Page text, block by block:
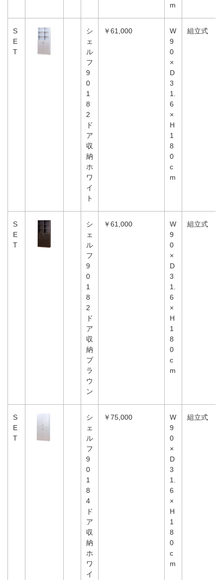
m
S
E
T
シ
ェ
ル
フ
9
0
1
8
2
ド
ア
収
納
ホ
ワ
イ
ト
￥61,000
W
9
0
×
D
3
1.
6
×
H
1
8
0
c
m
組立式
S
E
T
シ
ェ
ル
フ
9
0
1
8
2
ド
ア
収
納
ブ
ラ
ウ
ン
￥61,000
W
9
0
×
D
3
1.
6
×
H
1
8
0
c
m
組立式
S
E
T
シ
ェ
ル
フ
9
0
1
8
4
ド
ア
収
納
ホ
ワ
イ
￥75,000
W
9
0
×
D
3
1.
6
×
H
1
8
0
c
m
組立式